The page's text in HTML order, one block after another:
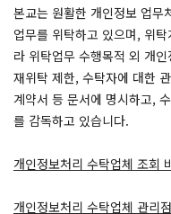
본교는 원활한 개인정보 업무
업무를 위탁하고 있으며, 위
라 위탁업무 수행목적 외 개
재위탁 제한, 수탁자에 대한
계약서 등 문서에 명시하고,
를 감독하고 있습니다.
개인정보처리 수탁업체 조회
개인정보처리 수탁업체 관리